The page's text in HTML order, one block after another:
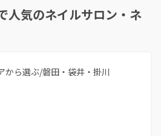
人気のネイルサロン・ネ
から選ぶ/磐田・袋井・掛川